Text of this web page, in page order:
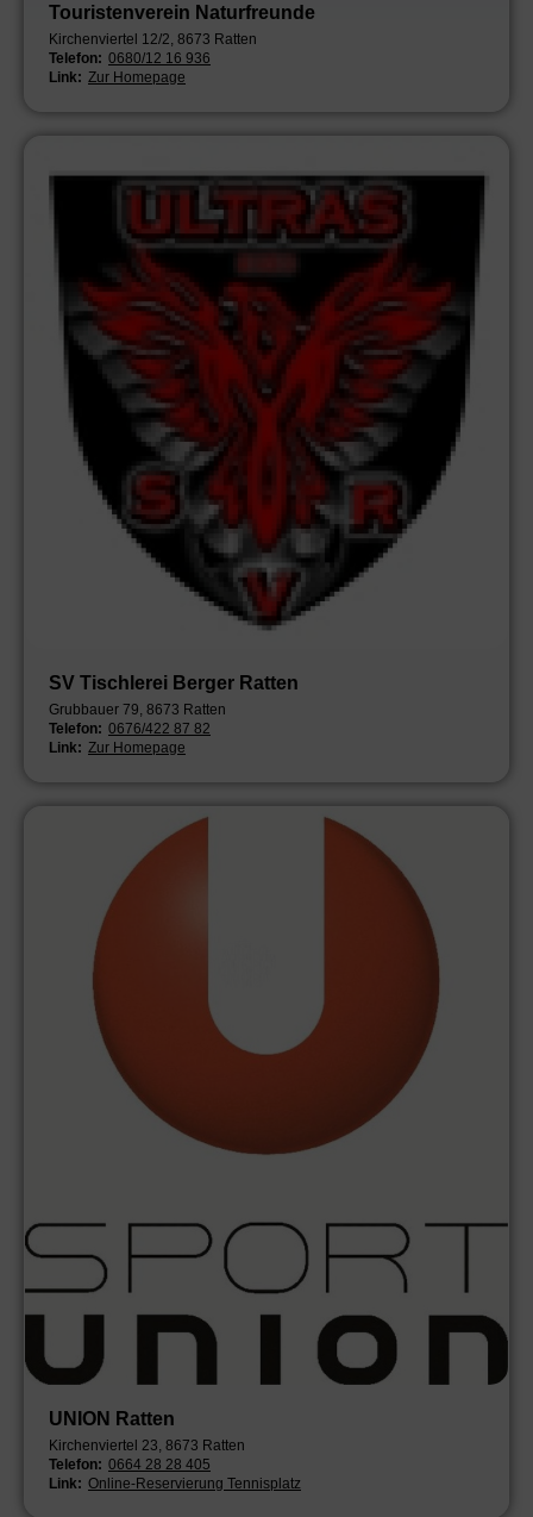
Touristenverein Naturfreunde
Kirchenviertel 12/2, 8673 Ratten
Telefon: 0680/12 16 936
Link: Zur Homepage
SV Tischlerei Berger Ratten
Grubbauer 79, 8673 Ratten
Telefon: 0676/422 87 82
Link: Zur Homepage
UNION Ratten
Kirchenviertel 23, 8673 Ratten
Telefon: 0664 28 28 405
Link: Online-Reservierung Tennisplatz